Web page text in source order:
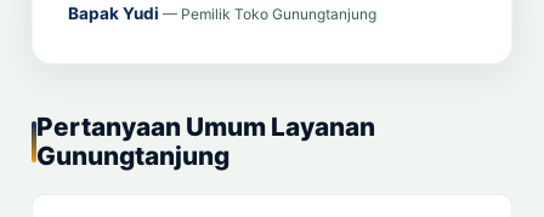
Bapak Yudi — Pemilik Toko Gunungtanjung
Pertanyaan Umum Layanan
Gunungtanjung